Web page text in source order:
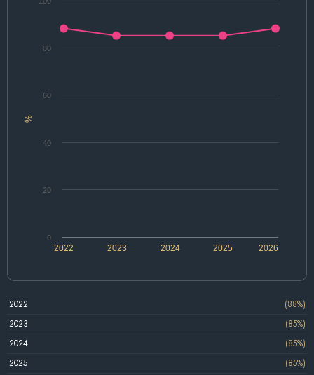
%
2022 2024 2026
2023 2025
0
20
40
60
80
2022
(88%)
2023
(85%)
2024
(85%)
2025
(85%)